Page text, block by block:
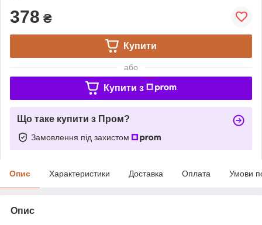
378 ₴
Купити
або
Купити з
Що таке купити з Пром?
Замовлення під захистом
Опис Характеристики Доставка Оплата Умови
Опис